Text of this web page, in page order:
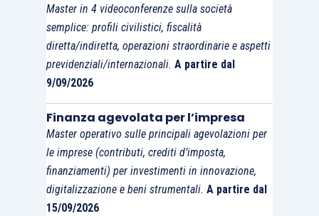
Master in 4 videoconferenze sulla società
semplice: profili civilistici, fiscalità
diretta/indiretta, operazioni straordinarie e aspetti
previdenziali/internazionali. A partire dal
9/09/2026
Finanza agevolata per l’impresa
Master operativo sulle principali agevolazioni per
le imprese (contributi, crediti d’imposta,
finanziamenti) per investimenti in innovazione,
digitalizzazione e beni strumentali. A partire dal
15/09/2026